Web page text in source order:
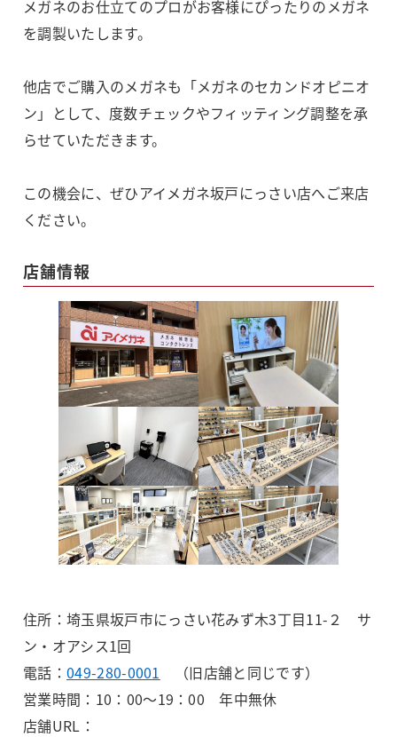
メガネのお仕立てのプロがお客様にぴったりのメガネ
を調製いたします。
他店でご購入のメガネも「メガネのセカンドオピニオ
ン」として、度数チェックやフィッティング調整を承
らせていただきます。
この機会に、ぜひアイメガネ坂戸にっさい店へご来店
ください。
店舗情報
住所：埼玉県坂戸市にっさい花みず木3丁目11-２ サ
ン・オアシス1回
電話： 049-280-0001 （旧店舗と同じです）
営業時間：10：00～19：00 年中無休
店舗URL：